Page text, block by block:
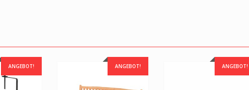
ANGEBOT! ANGEBOT! ANGEBOT!